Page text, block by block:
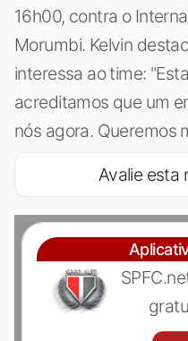
16h00, contra o
Morumbi. Kelvin
interessa ao time:
acreditamos que um
nós agora. Queremos
Avalie esta